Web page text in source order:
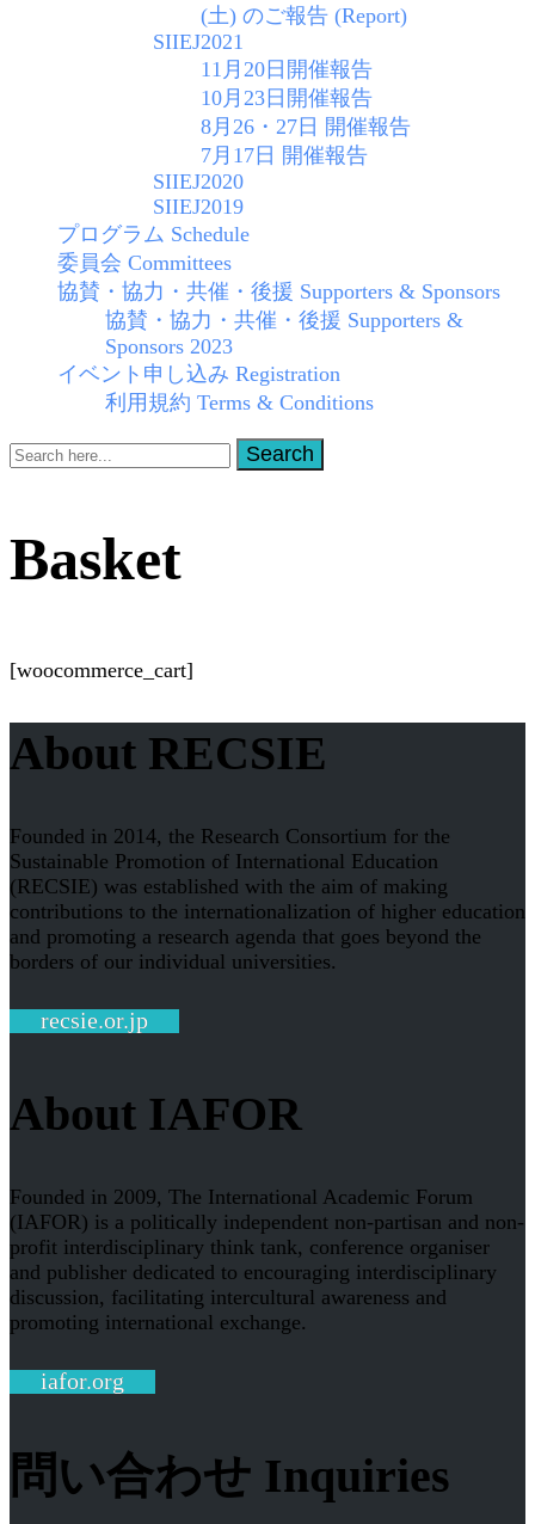
(土) のご報告 (Report)
SIIEJ2021
11月20日開催報告
10月23日開催報告
8月26・27日 開催報告
7月17日 開催報告
SIIEJ2020
SIIEJ2019
プログラム Schedule
委員会 Committees
協賛・協力・共催・後援 Supporters & Sponsors
協賛・協力・共催・後援 Supporters &
Sponsors 2023
イベント申し込み Registration
利用規約 Terms & Conditions
Search
for:
Search
Basket
[woocommerce_cart]
About RECSIE
Founded in 2014, the Research Consortium for the
Sustainable Promotion of International Education
(RECSIE) was established with the aim of making
contributions to the internationalization of higher education
and promoting a research agenda that goes beyond the
borders of our individual universities.
recsie.or.jp
About IAFOR
Founded in 2009, The International Academic Forum
(IAFOR) is a politically independent non-partisan and non-
profit interdisciplinary think tank, conference organiser
and publisher dedicated to encouraging interdisciplinary
discussion, facilitating intercultural awareness and
promoting international exchange.
iafor.org
問い合わせ Inquiries